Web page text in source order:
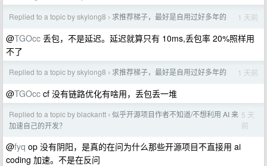
Replied to a topic by skylong8 › 求推荐梯子，最好是自用过好多年的 1 天前
@TGOcc 丢包，不是延迟。延迟就算只有 10ms,丢包率 20%照样用
不了
Replied to a topic by skylong8 › 求推荐梯子，最好是自用过好多年的 1 天前
@TGOcc cf 没有链路优化有啥用，丢包丢一堆
Replied to a topic by blackantt › 似乎开源项目作者不知道/不想利用 AI 来
加速自己的开发？
5 天
前
@fyq op 没有阴阳，是真的在问为什么那些开源项目不直接用 ai
coding 加速。不是在反问